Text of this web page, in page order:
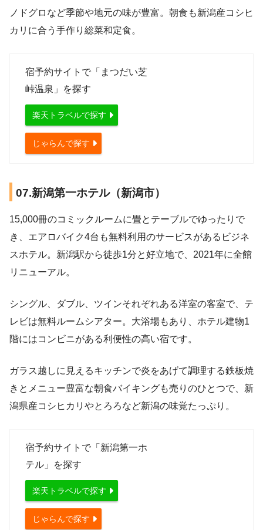
ノドグロなど季節や地元の味が豊富。朝食も新潟産コシヒ
カリに合う手作り総菜和定食。
宿予約サイトで「まつだい芝
峠温泉」を探す
楽天トラベルで探す
じゃらんで探す
07.新潟第一ホテル（新潟市）
15,000冊のコミックルームに畳とテーブルでゆったりで
き、エアロバイク4台も無料利用のサービスがあるビジネ
スホテル。新潟駅から徒歩1分と好立地で、2021年に全館
リニューアル。
シングル、ダブル、ツインそれぞれある洋室の客室で、テ
レビは無料ルームシアター。大浴場もあり、ホテル建物1
階にはコンビニがある利便性の高い宿です。
ガラス越しに見えるキッチンで炎をあげて調理する鉄板焼
きとメニュー豊富な朝食バイキングも売りのひとつで、新
潟県産コシヒカリやとろろなど新潟の味覚たっぷり。
宿予約サイトで「新潟第一ホ
テル」を探す
楽天トラベルで探す
じゃらんで探す